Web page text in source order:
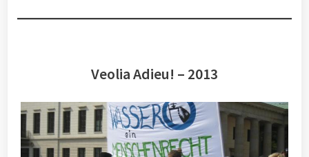
Veolia Adieu! – 2013